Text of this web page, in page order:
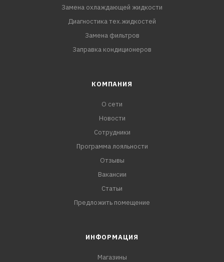
Замена охлаждающей жидкости
Диагностика тех.жидкостей
Замена фильтров
Заправка кондиционеров
КОМПАНИЯ
О сети
Новости
Сотрудники
Программа лояльности
Отзывы
Вакансии
Статьи
Предложить помещение
ИНФОРМАЦИЯ
Магазины